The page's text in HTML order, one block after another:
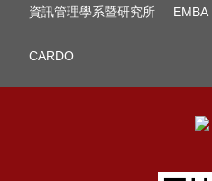
資訊管理學系暨研究所 EMBA
CARDO